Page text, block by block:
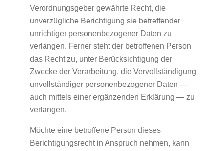
Verordnungsgeber gewährte Recht, die
unverzügliche Berichtigung sie betreffender
unrichtiger personenbezogener Daten zu
verlangen. Ferner steht der betroffenen Person
das Recht zu, unter Berücksichtigung der
Zwecke der Verarbeitung, die Vervollständigung
unvollständiger personenbezogener Daten —
auch mittels einer ergänzenden Erklärung — zu
verlangen.
Möchte eine betroffene Person dieses
Berichtigungsrecht in Anspruch nehmen, kann